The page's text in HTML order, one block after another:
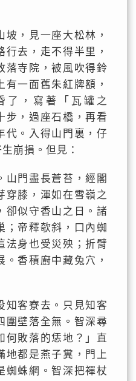
，見一座大松林，
去，走不得半里，
落寺院，被風吹得鈴
一面舊朱紅牌額，
了，寫著「瓦罐之
步，過座石橋，再看
代。入得山門裏，仔
崩損。但見：
山門盡長蒼苔，經閣
穿膝，渾如在雪嶺之
卻似守香山之日。諸
；帝釋欹斜，口內蜘
法身也受災殃；折臂
香積廚中藏兔穴，
知客寮去。只見知客
圍壁落全無。智深尋
何敗落的恁地？」直
地都是燕子糞，門上
蜘蛛網。智深把禪杖